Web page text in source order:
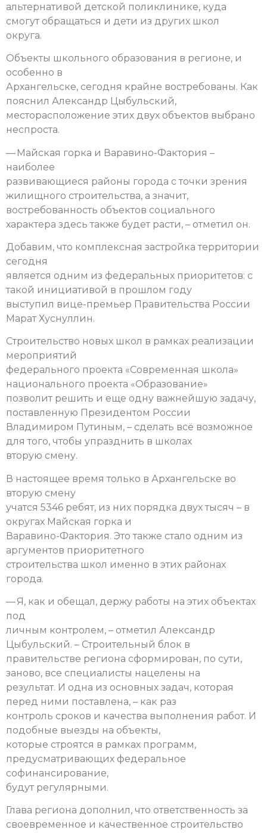
альтернативой детской поликлинике, куда
смогут обращаться и дети из других школ
округа.
Объекты школьного образования в регионе, и
особенно в
Архангельске, сегодня крайне востребованы. Как
пояснил Александр Цыбульский,
месторасположение этих двух объектов выбрано
неспроста.
— Майская горка и Варавино-Фактория –
наиболее
развивающиеся районы города с точки зрения
жилищного строительства, а значит,
востребованность объектов социального
характера здесь также будет расти, – отметил он.
Добавим, что комплексная застройка территории
сегодня
является одним из федеральных приоритетов: с
такой инициативой в прошлом году
выступил вице-премьер Правительства России
Марат Хуснуллин.
Строительство новых школ в рамках реализации
мероприятий
федерального проекта «Современная школа»
национального проекта «Образование»
позволит решить и еще одну важнейшую задачу,
поставленную Президентом России
Владимиром Путиным, – сделать всё возможное
для того, чтобы упразднить в школах
вторую смену.
В настоящее время только в Архангельске во
вторую смену
учатся 5346 ребят, из них порядка двух тысяч – в
округах Майская горка и
Варавино-Фактория. Это также стало одним из
аргументов приоритетного
строительства школ именно в этих районах
города.
— Я, как и обещал, держу работы на этих объектах
под
личным контролем, – отметил Александр
Цыбульский. – Строительный блок в
правительстве региона сформирован, по сути,
заново, все специалисты нацелены на
результат. И одна из основных задач, которая
перед ними поставлена, – как раз
контроль сроков и качества выполнения работ. И
подобные выезды на объекты,
которые строятся в рамках программ,
предусматривающих федеральное
софинансирование,
будут регулярными.
Глава региона дополнил, что ответственность за
своевременное и качественное строительство